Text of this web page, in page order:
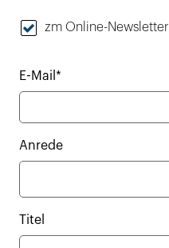
zm Online-Newsletter
E-Mail*
Anrede
Titel